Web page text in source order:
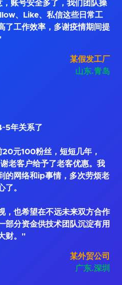
账号安全多了，我们团队操
、Like、私信这些日常工
了工作效率，多谢疫情期间提
某假发工厂
山东.青岛
年关系了
元100粉丝，短短几年，
老客户给予了老客优惠。我
的网络和ip事情，多次劳烦老
了。
，也希望在不远未来双方合作
部分资金供技术团队沉淀有用
财。"
某外贸公司
广东.深圳